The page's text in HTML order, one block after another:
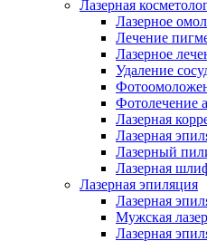
Лазерная
Лазерное
Лечение
Лазерное
Удаление
Фотолечение
Лазерная
Лазерная
Лазерный
Лазерная
Лазерная эпиляция
Лазерная
Мужская
Лазерная